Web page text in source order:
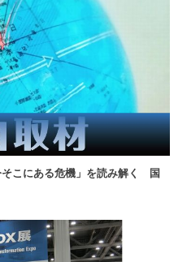
そこにある危機」を読み解く 国